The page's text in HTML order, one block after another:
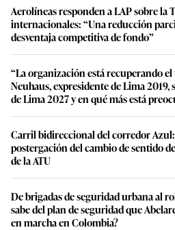
Aerolíneas responden a LAP sobre la
internacionales: “Una reducción
desventaja competitiva de fondo”
“La organización está recuperando
Neuhaus, expresidente de Lima 2019,
de Lima 2027 y en qué más está
Carril bidireccional del corredor Azul:
postergación del cambio de sentido
de la ATU
De brigadas de seguridad urbana al
sabe del plan de seguridad que
en marcha en Colombia?